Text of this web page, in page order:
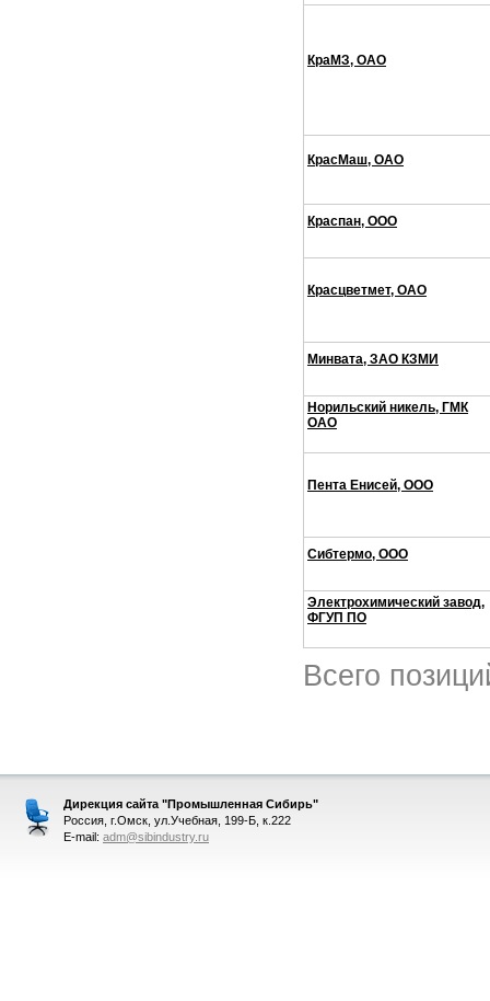
КраМЗ, ОАО
КрасМаш, ОАО
Краспан, ООО
Красцветмет, ОАО
Минвата, ЗАО КЗМИ
Норильский никель, ГМК
ОАО
Пента Енисей, ООО
Сибтермо, ООО
Электрохимический завод,
ФГУП ПО
Всего
Дирекция сайта "Промышленная Сибирь"
Россия, г.Омск, ул.Учебная, 199-Б, к.222
E-mail: adm@sibindustry.ru